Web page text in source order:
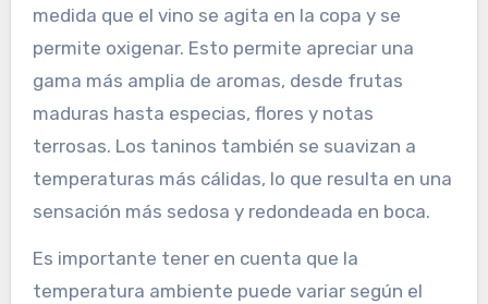
medida que el vino se agita en la copa y se
permite oxigenar. Esto permite apreciar una
gama más amplia de aromas, desde frutas
maduras hasta especias, flores y notas
terrosas. Los taninos también se suavizan a
temperaturas más cálidas, lo que resulta en una
sensación más sedosa y redondeada en boca.
Es importante tener en cuenta que la
temperatura ambiente puede variar según el